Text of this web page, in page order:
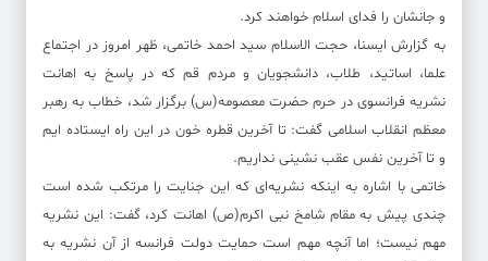
و جانشان را فدای اسلام خواهند کرد.
به گزارش ایسنا، حجت الاسلام سید احمد خاتمی، ظهر امروز در اجتماع
علما، اساتید، طلاب، دانشجویان و مردم قم که در پاسخ به اهانت
نشریه فرانسوی در حرم حضرت معصومه‌(س) برگزار شد، خطاب به رهبر
معظم انقلاب اسلامی گفت: تا آخرین قطره خون در این راه ایستاده ایم
و تا آخرین نفس عقب نشینی نداریم.
خاتمی با اشاره به اینکه نشریه‌ای که این جنایت را مرتکب شده است
چندی پیش به مقام شامخ نبی اکرم(ص) اهانت کرد، گفت: این نشریه
مهم نیست؛ اما آنچه مهم است حمایت دولت فرانسه از آن نشریه به